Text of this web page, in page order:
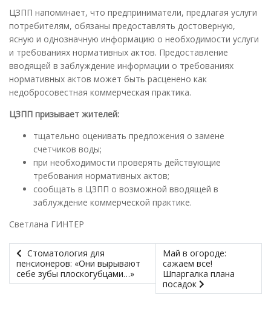
ЦЗПП напоминает, что предприниматели, предлагая услуги
потребителям, обязаны предоставлять достоверную,
ясную и однозначную информацию о необходимости услуги
и требованиях нормативных актов. Предоставление
вводящей в заблуждение информации о требованиях
нормативных актов может быть расценено как
недобросовестная коммерческая практика.
ЦЗПП призывает жителей:
тщательно оценивать предложения о замене
счетчиков воды;
при необходимости проверять действующие
требования нормативных актов;
сообщать в ЦЗПП о возможной вводящей в
заблуждение коммерческой практике.
Светлана ГИНТЕР
Стоматология для
пенсионеров: «Они вырывают
себе зубы плоскогубцами…»
Май в огороде:
сажаем все!
Шпаргалка плана
посадок